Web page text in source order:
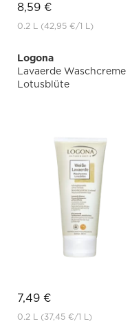
8,59 €
0.2 L (42,95 €/1 L)
Logona
Lavaerde Waschcreme
Lotusblüte
7,49 €
0.2 L (37,45 €/1 L)